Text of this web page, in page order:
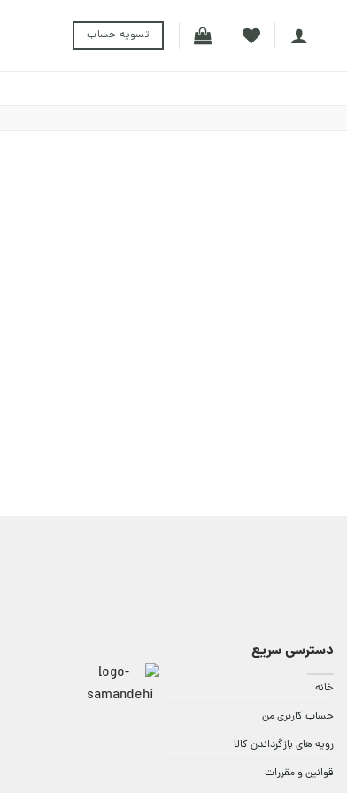
تسویه حساب
دسترسی سریع
خانه
حساب کاربری من
رویه های بازگرداندن کالا
قوانین و مقررات